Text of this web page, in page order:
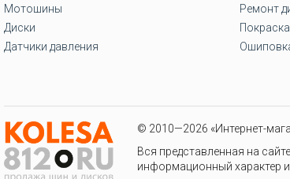
Мотошины
Диски
Датчики давления
Ремонт
© 2010—2026 «Интернет-
Вся представленная на
информационный характер